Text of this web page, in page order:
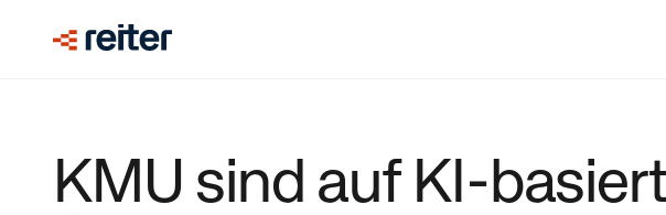
KMU sind auf KI-